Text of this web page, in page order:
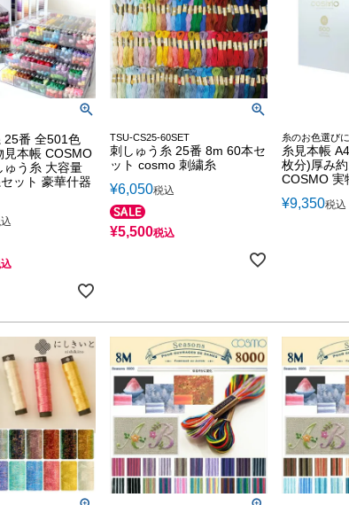
25番 全501色
見本帳 COSMO
ゅう糸 大容量
ット 豪華什器
TSU-CS25-60SET
刺しゅう糸 25番 8m 60本セ
ット cosmo 刺繍糸
¥6,050税込
¥5,500税込
糸のお色選び
糸見本帳
枚分)厚み
COSMO 実
¥9,350税込